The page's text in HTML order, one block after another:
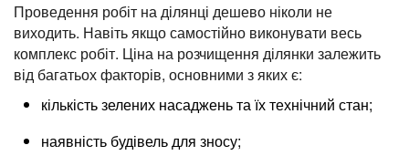
Проведення робіт на ділянці дешево ніколи не
виходить. Навіть якщо самостійно виконувати весь
комплекс робіт. Ціна на розчищення ділянки залежить
від багатьох факторів, основними з яких є:
кількість зелених насаджень та їх технічний стан;
наявність будівель для зносу;